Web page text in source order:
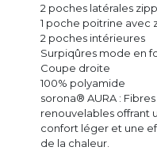
2 poches latérales
1 poche poitrine avec
2 poches intérieures
Surpiqûres mode en
Coupe droite
100% polyamide
sorona® AURA :
renouvelables offrant
confort léger et une
de la chaleur.